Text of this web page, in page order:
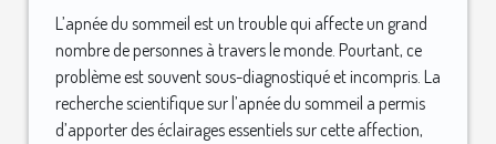
L’apnée du sommeil est un trouble qui affecte un grand
nombre de personnes à travers le monde. Pourtant, ce
problème est souvent sous-diagnostiqué et incompris. La
recherche scientifique sur l’apnée du sommeil a permis
d’apporter des éclairages essentiels sur cette affection,